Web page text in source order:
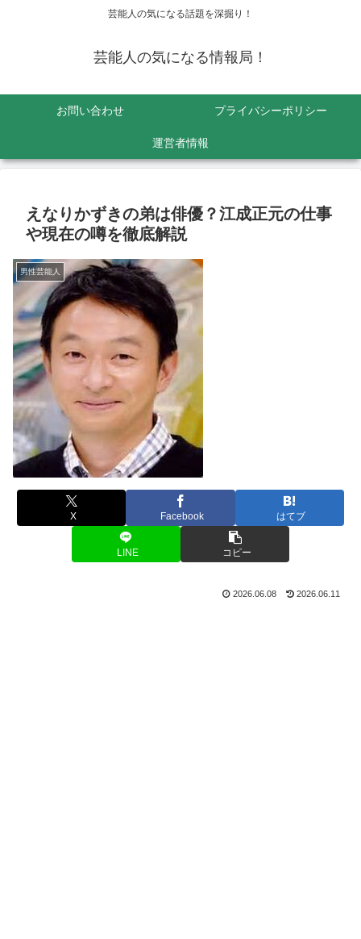
芸能人の気になる話題を深掘り！
芸能人の気になる情報局！
お問い合わせ プライバシーポリシー
運営者情報
えなりかずきの弟は俳優？江成正元の仕事
や現在の噂を徹底解説
男性芸能人
X Facebook はてブ
LINE コピー
2026.06.08 2026.06.11